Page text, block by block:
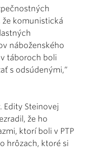
že komunistická
náboženského
táboroch boli
s odsúdenými,“
Edity Steinovej
že ho
ktorí boli v PTP
hrôzach, ktoré si